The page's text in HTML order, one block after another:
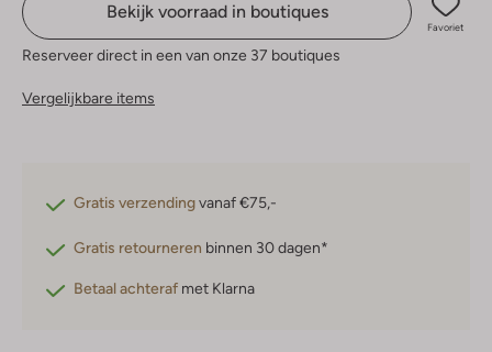
Bekijk voorraad in boutiques
Favoriet
Reserveer direct in een van onze 37 boutiques
Vergelijkbare items
Gratis verzendingvanaf €75,-
Gratis retourneren binnen 30 dagen*
Betaal achteraf met Klarna